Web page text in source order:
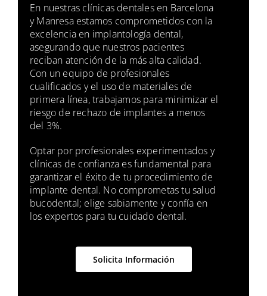
En nuestras clínicas dentales en Barcelona
y Manresa estamos comprometidos con la
excelencia en implantología dental,
asegurando que nuestros pacientes
reciban atención de la más alta calidad.
Con un equipo de profesionales
cualificados y el uso de materiales de
primera línea, trabajamos para minimizar el
riesgo de rechazo de implantes a menos
del 3%.
Optar por profesionales experimentados y
clínicas de confianza es fundamental para
garantizar el éxito de tu procedimiento de
implante dental. No comprometas tu salud
bucodental; elige sabiamente y confía en
los expertos para tu cuidado dental.
Solicita Información